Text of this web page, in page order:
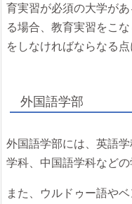
育実習が必須の大学が
る場合、教育実習をこ
をしなければならなる点
外国語学部
外国語学部には、英語
学科、中国語学科などの
また、ウルドゥー語や